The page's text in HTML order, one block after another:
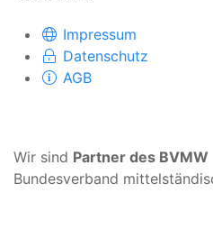
Impressum
Datenschutz
AGB
Wir sind Partner des BVMW
Bundesverband